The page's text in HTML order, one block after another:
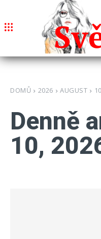
DOMŮ 2026 AUGUST 10
Denně
10,